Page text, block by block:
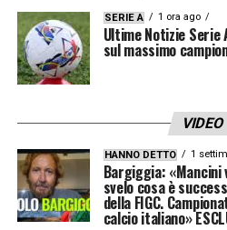
SERIE A 1 ora ago
Ultime Notizie
sul massimo
VIDEO
HANNO DETTO 1
Bargiggia: «Mancini
svelo cosa è
della FIGC.
calcio italiano»